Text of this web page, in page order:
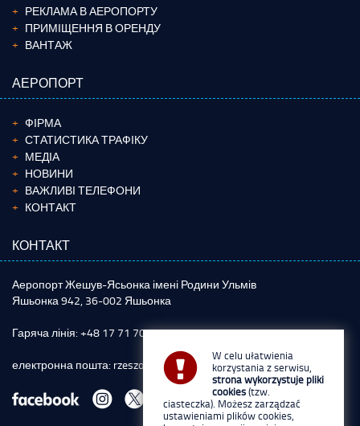
РЕКЛАМА В АЕРОПОРТУ
ПРИМІЩЕННЯ В ОРЕНДУ
ВАНТАЖ
АЕРОПОРТ
ФІРМА
СТАТИСТИКА ТРАФІКУ
МЕДІА
НОВИНИ
ВАЖЛИВІ ТЕЛЕФОНИ
КОНТАКТ
КОНТАКТ
Аеропорт Жешув-Ясьонка імені Родини Ульмів
Яшьонка 942, 36-002 Яшьонка
Гаряча лінія: +48 17 71 70 800
електронна пошта: rzeszowairport@rzeszowairport.pl
W celu ułatwienia
korzystania z serwisu,
strona wykorzystuje pliki
cookies(tzw.
ciasteczka). Możesz zarządzać
ustawieniami plików cookies,